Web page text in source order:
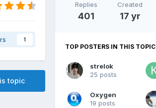
1
topic
Replies
401
Created
17 yr
TOP POSTERS IN THIS TOPIC
strelok
25 posts
Oxygen
19 posts